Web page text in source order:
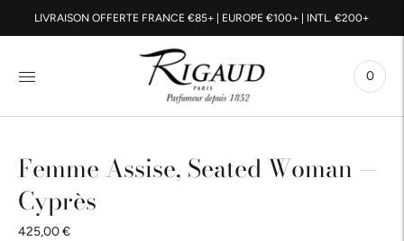
LIVRAISON OFFERTE FRANCE €85+ | EUROPE €100+ | INTL. €200+
0
Femme Assise, Seated Woman —
Cyprès
425,00 €